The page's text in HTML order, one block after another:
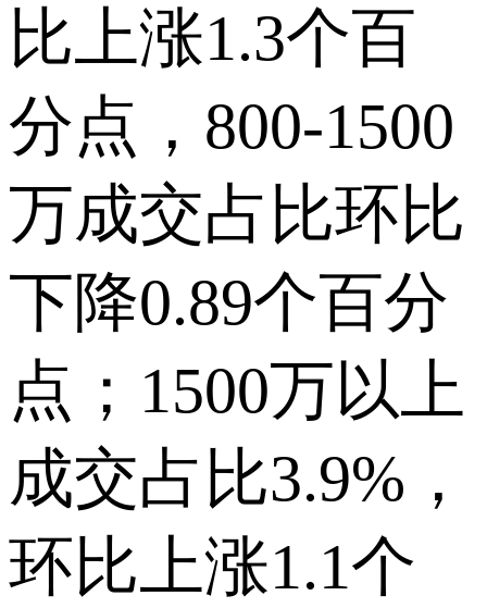
比上涨1.3个百
分点，800-1500
万成交占比环比
下降0.89个百分
点；1500万以上
成交占比3.9%，
环比上涨1.1个